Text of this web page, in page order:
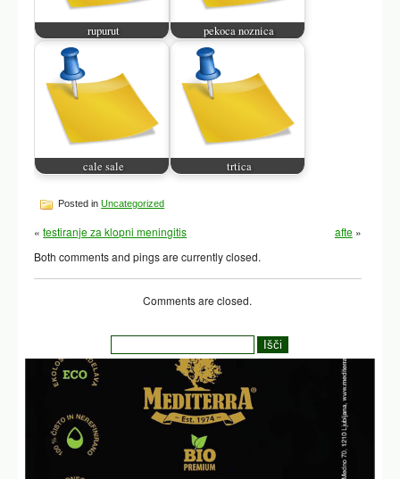
rupurut pekoca noznica
cale sale trtica
Posted inUncategorized
«testiranje za klopni meningitis afte»
Both comments and pings are currently closed.
Comments are closed.